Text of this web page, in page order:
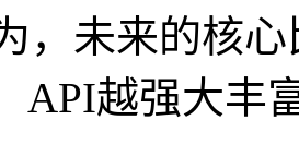
，未来的核
API越强大丰